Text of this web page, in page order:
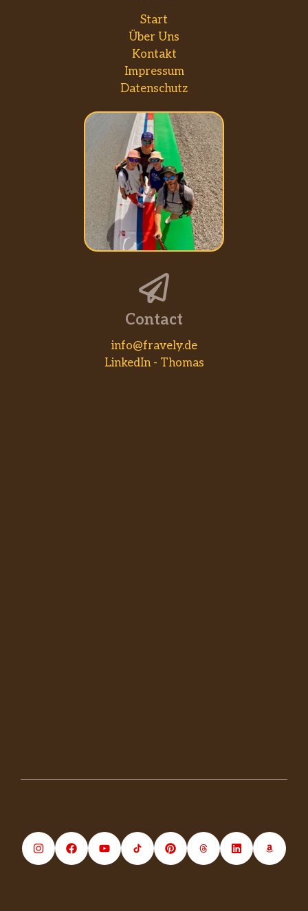
Start
Über Uns
Kontakt
Impressum
Datenschutz
Contact
info@fravely.de
LinkedIn - Thomas